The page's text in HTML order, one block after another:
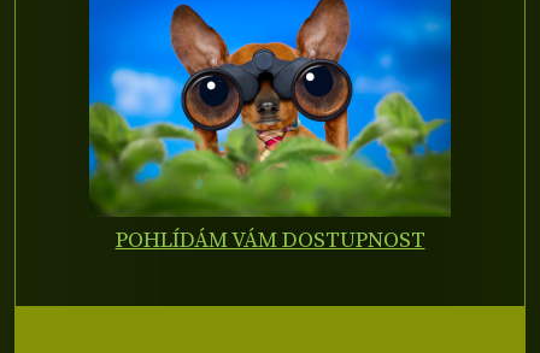
POHLÍDÁM VÁM DOSTUPNOST